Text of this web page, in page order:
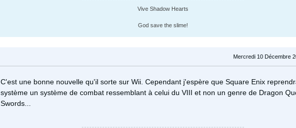
Vive Shadow Hearts
God save the slime!
Mercredi 10 Décembre
C'est une bonne nouvelle qu'il sorte sur Wii. Cependant j'espère que Square Enix
système un système de combat ressemblant à celui du VIII et non un genre de Dragon
Swords...